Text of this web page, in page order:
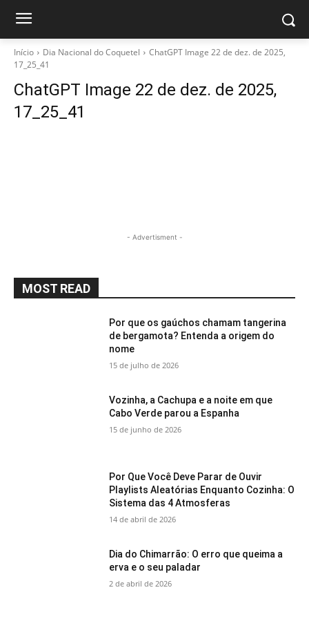
Início Dia Nacional do Coquetel
ChatGPT Image 22 de dez. de 2025,
17_25_41
ChatGPT Image 22 de dez. de 2025,
17_25_41
- Advertisment -
MOST READ
Por que os gaúchos chamam tangerina
de bergamota? Entenda a origem do
nome
15 de julho de 2026
Vozinha, a Cachupa e a noite em que
Cabo Verde parou a Espanha
15 de junho de 2026
Por Que Você Deve Parar de Ouvir
Playlists Aleatórias Enquanto Cozinha: O
Sistema das 4 Atmosferas
14 de abril de 2026
Dia do Chimarrão: O erro que queima a
erva e o seu paladar
2 de abril de 2026